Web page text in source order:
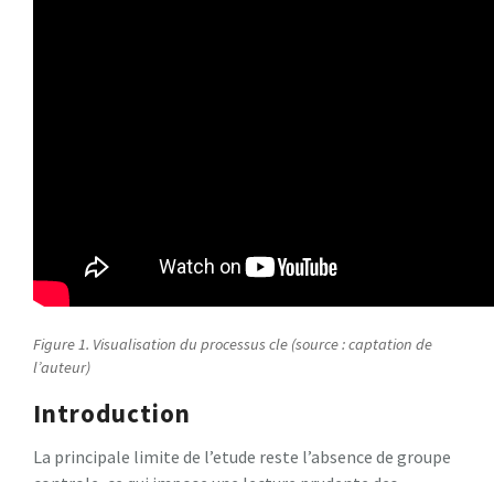
Figure 1. Visualisation du processus cle (source : captation de
l’auteur)
Introduction
La principale limite de l’etude reste l’absence de groupe